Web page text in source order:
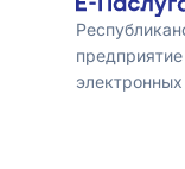
электронных